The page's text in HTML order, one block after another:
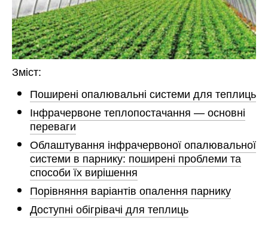
Зміст:
Поширені опалювальні системи для теплиць
Інфрачервоне теплопостачання — основні
переваги
Облаштування інфрачервоної опалювальної
системи в парнику: поширені проблеми та
способи їх вирішення
Порівняння варіантів опалення парнику
Доступні обігрівачі для теплиць